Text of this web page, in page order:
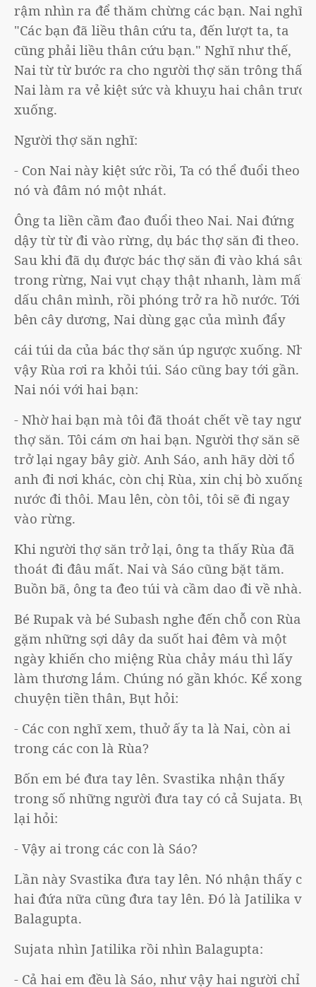
rậm nhìn ra để thăm chừng các bạn. Nai nghĩ:
"Các bạn đã liều thân cứu ta, đến lượt ta, ta
cũng phải liều thân cứu bạn." Nghĩ như thế,
Nai từ từ bước ra cho người thợ săn trông thấy.
Nai làm ra vẻ kiệt sức và khuỵu hai chân trước
xuống.
Người thợ săn nghĩ:
- Con Nai này kiệt sức rồi, Ta có thể đuổi theo
nó và đâm nó một nhát.
Ông ta liền cầm đao đuổi theo Nai. Nai đứng
dậy từ từ đi vào rừng, dụ bác thợ săn đi theo.
Sau khi đã dụ được bác thợ săn đi vào khá sâu
trong rừng, Nai vụt chạy thật nhanh, làm mất
dấu chân mình, rồi phóng trở ra hồ nước. Tới
bên cây dương, Nai dùng gạc của mình đẩy
cái túi da của bác thợ săn úp ngược xuống. Nhờ
vậy Rùa rơi ra khỏi túi. Sáo cũng bay tới gần.
Nai nói với hai bạn:
- Nhờ hai bạn mà tôi đã thoát chết về tay người
thợ săn. Tôi cám ơn hai bạn. Người thợ săn sẽ
trở lại ngay bây giờ. Anh Sáo, anh hãy dời tổ
anh đi nơi khác, còn chị Rùa, xin chị bò xuống
nước đi thôi. Mau lên, còn tôi, tôi sẽ đi ngay
vào rừng.
Khi người thợ săn trở lại, ông ta thấy Rùa đã
thoát đi đâu mất. Nai và Sáo cũng bặt tăm.
Buồn bã, ông ta đeo túi và cầm dao đi về nhà.
Bé Rupak và bé Subash nghe đến chỗ con Rùa
gặm những sợi dây da suốt hai đêm và một
ngày khiến cho miệng Rùa chảy máu thì lấy
làm thương lắm. Chúng nó gần khóc. Kể xong
chuyện tiền thân, Bụt hỏi:
- Các con nghĩ xem, thuở ấy ta là Nai, còn ai
trong các con là Rùa?
Bốn em bé đưa tay lên. Svastika nhận thấy
trong số những người đưa tay có cả Sujata. Bụt
lại hỏi:
- Vậy ai trong các con là Sáo?
Lần này Svastika đưa tay lên. Nó nhận thấy có
hai đứa nữa cũng đưa tay lên. Đó là Jatilika và
Balagupta.
Sujata nhìn Jatilika rồi nhìn Balagupta:
- Cả hai em đều là Sáo, như vậy hai người chỉ là